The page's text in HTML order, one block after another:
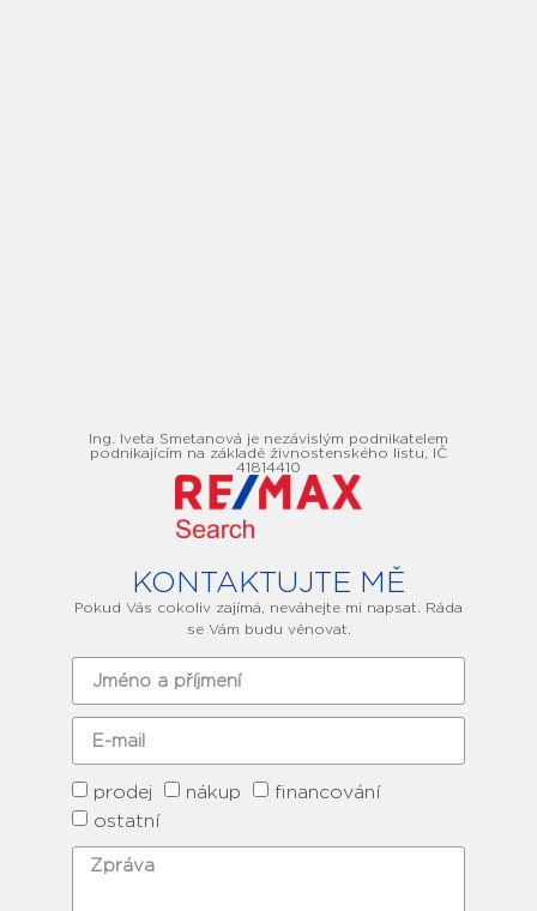
Ing. Iveta Smetanová je nezávislým podnikatelem
podnikajícím na základě živnostenského listu, IČ
41814410
KONTAKTUJTE MĚ
Pokud Vás cokoliv zajímá, neváhejte mi napsat. Ráda
se Vám budu věnovat.
prodej nákup
financování
ostatní